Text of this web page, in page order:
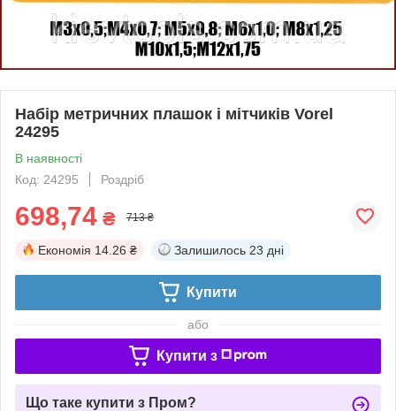
Набір метричних плашок і мітчиків Vorel
24295
В наявності
Код: 24295
Роздріб
698,74 ₴ 713 ₴
Економія 14.26 ₴ Залишилось 23 дні
Купити
або
Купити з
Що таке купити з Пром?